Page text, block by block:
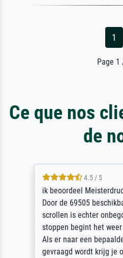
1
Page 1
Ce que nos
de
4.5 / 5
ik beoordeel
Door de 69505
scrollen is echter
stoppen begint het
Als er naar een
gevraagd wordt krijg je